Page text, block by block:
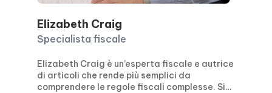
Elizabeth Craig
Specialista fiscale
Elizabeth Craig è un’esperta fiscale e autrice
di articoli che rende più semplici da
comprendere le regole fiscali complesse. Si